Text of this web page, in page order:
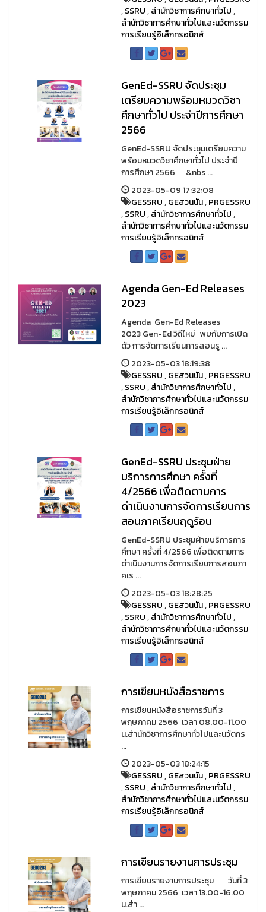
,SSRU,สำนักวิชาการศึกษาทั่วไป,
สำนักวิชาการศึกษาทั่วไปและนวัตกรรม
การเรียนรู้อิเล็กทรอนิกส์
GenEd-SSRU จัดประชุม
เตรียมความพร้อมหมวดวิชา
ศึกษาทั่วไป ประจำปีการศึกษา
2566
GenEd-SSRU จัดประชุมเตรียมความ
พร้อมหมวดวิชาศึกษาทั่วไป ประจำปี
การศึกษา 2566 &nbs ...
2023-05-09 17:32:08
GESSRU,GEสวนนัน,PRGESSRU
,SSRU,สำนักวิชาการศึกษาทั่วไป,
สำนักวิชาการศึกษาทั่วไปและนวัตกรรม
การเรียนรู้อิเล็กทรอนิกส์
Agenda Gen-Ed Releases
2023
Agenda Gen-Ed Releases
2023 Gen-Ed วิถีใหม่ พบกับการเปิด
ตัว การจัดการเรียนการสอนรู ...
2023-05-03 18:19:38
GESSRU,GEสวนนัน,PRGESSRU
,SSRU,สำนักวิชาการศึกษาทั่วไป,
สำนักวิชาการศึกษาทั่วไปและนวัตกรรม
การเรียนรู้อิเล็กทรอนิกส์
GenEd-SSRU ประชุมฝ่าย
บริการการศึกษา ครั้งที่
4/2566 เพื่อติดตามการ
ดำเนินงานการจัดการเรียนการ
สอนภาคเรียนฤดูร้อน
GenEd-SSRU ประชุมฝ่ายบริการการ
ศึกษา ครั้งที่ 4/2566 เพื่อติดตามการ
ดำเนินงานการจัดการเรียนการสอนภา
คเร ...
2023-05-03 18:28:25
GESSRU,GEสวนนัน,PRGESSRU
,SSRU,สำนักวิชาการศึกษาทั่วไป,
สำนักวิชาการศึกษาทั่วไปและนวัตกรรม
การเรียนรู้อิเล็กทรอนิกส์
การเขียนหนังสือราชการ
การเขียนหนังสือราชการวันที่ 3
พฤษภาคม 2566 เวลา 08.00-11.00
น.สำนักวิชาการศึกษาทั่วไปและนวัตกร
...
2023-05-03 18:24:15
GESSRU,GEสวนนัน,PRGESSRU
,SSRU,สำนักวิชาการศึกษาทั่วไป,
สำนักวิชาการศึกษาทั่วไปและนวัตกรรม
การเรียนรู้อิเล็กทรอนิกส์
การเขียนรายงานการประชุม
การเขียนรายงานการประชุม วันที่ 3
พฤษภาคม 2566 เวลา 13.00-16.00
น.สำ ...